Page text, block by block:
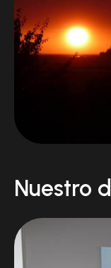
Bretagne a 15
Chausey...
Todas las
pantalla plana y
Cada mañana
llegada.
Las parejas
este
para una
Nuestro